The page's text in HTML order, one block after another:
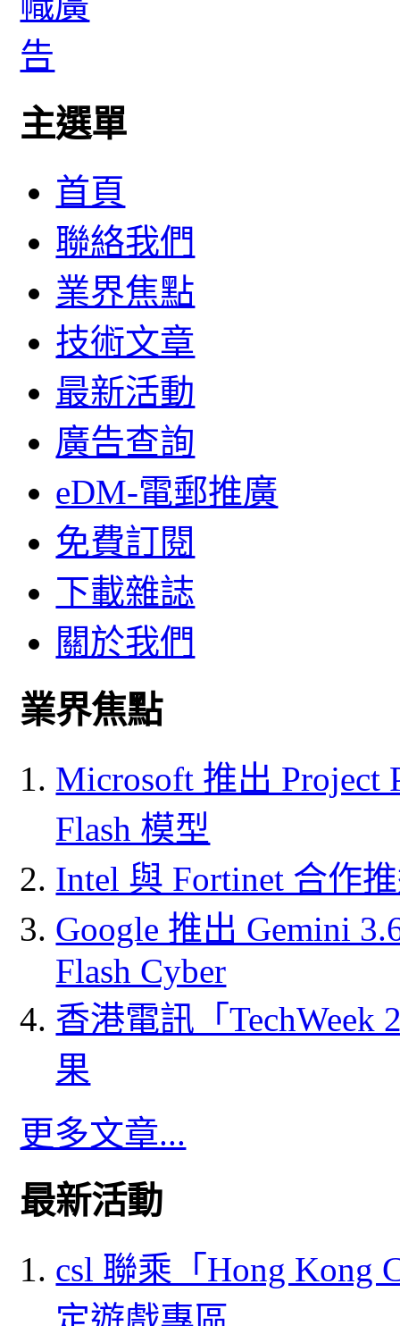
主選單
首頁
聯絡我們
業界焦點
技術文章
最新活動
廣告查詢
eDM-電郵推廣
免費訂閱
下載雜誌
關於我們
業界焦點
Microsoft 推出 Project
Flash 模型
Intel 與 Fortinet 合作
Google 推出 Gemini
Flash Cyber
香港電訊「
果
更多文章...
最新活動
csl 聯乘「Hong Kong